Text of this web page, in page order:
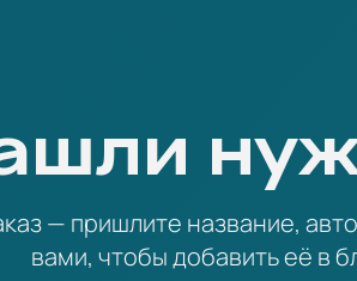
— пришлите название,
вами, чтобы добавить её в